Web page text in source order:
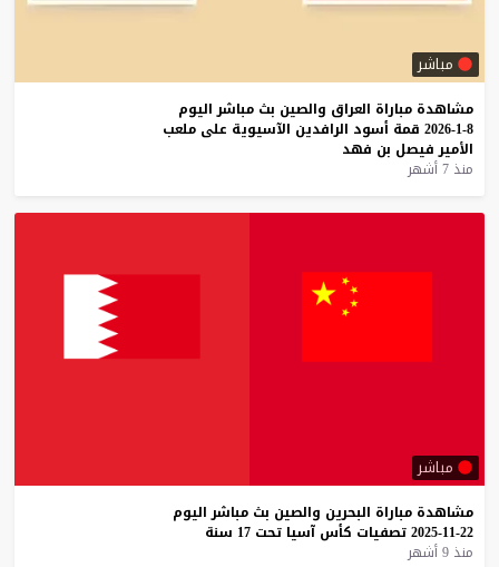
مباشر
مشاهدة مباراة العراق والصين بث مباشر اليوم
8-1-2026
قمة أسود الرافدين الآسيوية على ملعب
الأمير فيصل بن فهد
منذ 7 أشهر
مباشر
مشاهدة مباراة البحرين والصين بث مباشر اليوم
22-11-2025
تصفيات كأس آسيا تحت 17 سنة
منذ 9 أشهر